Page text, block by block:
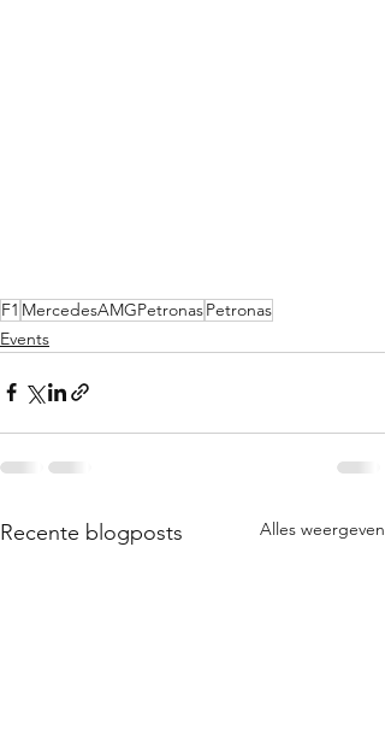
F1 MercedesAMGPetronasPetronas
Events
Recente blogposts Alles weergeven